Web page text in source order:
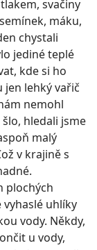
svačiny
máku,
chystali
jediné teplé
kde si ho
jen lehký vařič
nemohl
hledali jsme
malý
v krajině s
plochých
vyhaslé uhlíky
vody. Někdy,
u vody,